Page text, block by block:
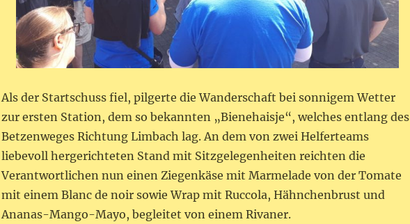
Als der Startschuss fiel, pilgerte die Wanderschaft bei sonnigem Wetter
zur ersten Station, dem so bekannten „Bienehaisje“, welches entlang des
Betzenweges Richtung Limbach lag. An dem von zwei Helferteams
liebevoll hergerichteten Stand mit Sitzgelegenheiten reichten die
Verantwortlichen nun einen Ziegenkäse mit Marmelade von der Tomate
mit einem Blanc de noir sowie Wrap mit Ruccola, Hähnchenbrust und
Ananas-Mango-Mayo, begleitet von einem Rivaner.